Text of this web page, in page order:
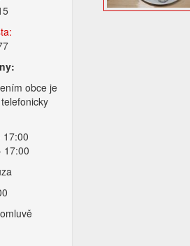
obce je
17:00
17:00